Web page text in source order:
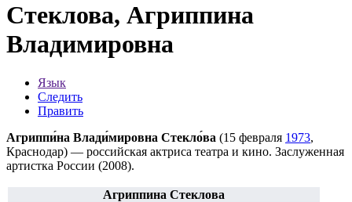
Стеклова, Агриппина
Владимировна
Язык
Следить
Править
Агриппи́на Влади́мировна Стекло́ва (15 февраля 1973,
Краснодар) — российская актриса театра и кино. Заслуженная
артистка России (2008).
Агриппина Стеклова